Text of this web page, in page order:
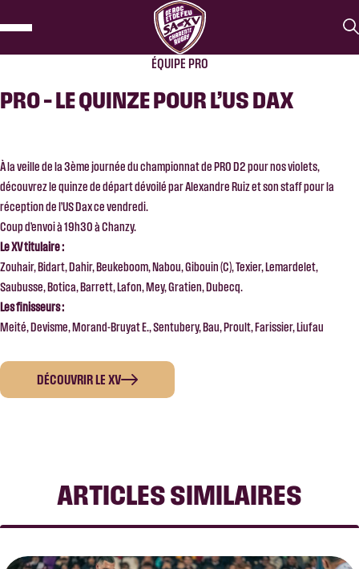
ÉQUIPE PRO
PRO – LE QUINZE POUR L’US DAX
À la veille de la 3ème journée du championnat de PRO D2 pour nos violets,
découvrez le quinze de départ dévoilé par Alexandre Ruiz et son staff pour la
réception de l’US Dax ce vendredi.
Coup d’envoi à 19h30 à Chanzy.
Le XV titulaire :
Zouhair, Bidart, Dahir, Beukeboom, Nabou, Gibouin (C), Texier, Lemardelet,
Saubusse, Botica, Barrett, Lafon, Mey, Gratien, Dubecq.
Les finisseurs :
Meité, Devisme, Morand-Bruyat E., Sentubery, Bau, Proult, Farissier, Liufau
DÉCOUVRIR LE XV
ARTICLES SIMILAIRES